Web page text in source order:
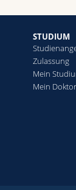
STUDIUM
Zulassung
Mein
Mein